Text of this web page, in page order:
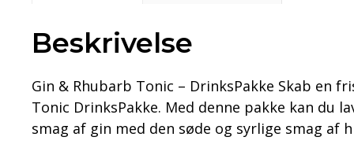
Beskrivelse
Gin & Rhubarb Tonic – DrinksPakke Skab en
Tonic DrinksPakke. Med denne pakke kan du
smag af gin med den søde og syrlige smag